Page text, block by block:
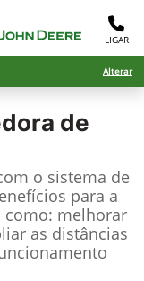
LIGAR
Alterar
de
o sistema de
para a
como: melhorar
as distâncias